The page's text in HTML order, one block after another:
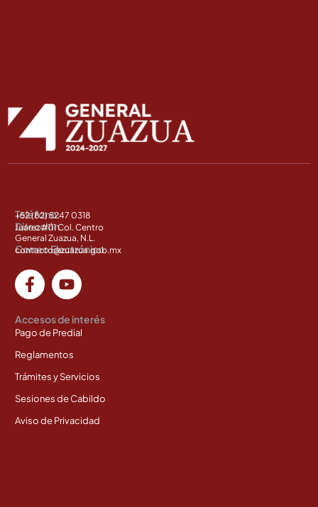
Teléfono:
+52 (82) 5247 0318
Dirección
Juárez #111 Col. Centro
General Zuazua, N.L.
Correo Electrónico
contacto@zuazua.gob.mx
Accesos de interés
Pago de Predial
Reglamentos
Trámites y Servicios
Sesiones de Cabildo
Aviso de Privacidad